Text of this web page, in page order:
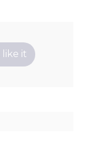
like it